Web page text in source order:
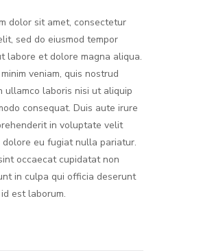
dolor sit amet, consectetur
sed do eiusmod tempor
labore et dolore magna aliqua.
veniam, quis nostrud
ullamco laboris nisi ut aliquip
consequat. Duis aute irure
in voluptate velit
dolore eu fugiat nulla pariatur.
occaecat cupidatat non
in culpa qui officia deserunt
est laborum.